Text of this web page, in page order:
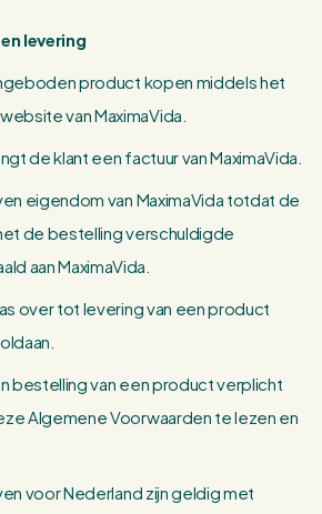
levering
product kopen middels het
van MaximaVida.
de klant een factuur van MaximaVida.
eigendom van MaximaVida totdat de
de bestelling verschuldigde
aan MaximaVida.
over tot levering van een product
bestelling van een product verplicht
Algemene Voorwaarden te lezen en
voor Nederland zijn geldig met